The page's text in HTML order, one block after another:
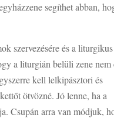
segíthet abban,
szervezésére és a liturgikus
a liturgián belüli zene nem
kell lelkipásztori és
ötvözné. Jó lenne, ha a
Csupán arra van módjuk,